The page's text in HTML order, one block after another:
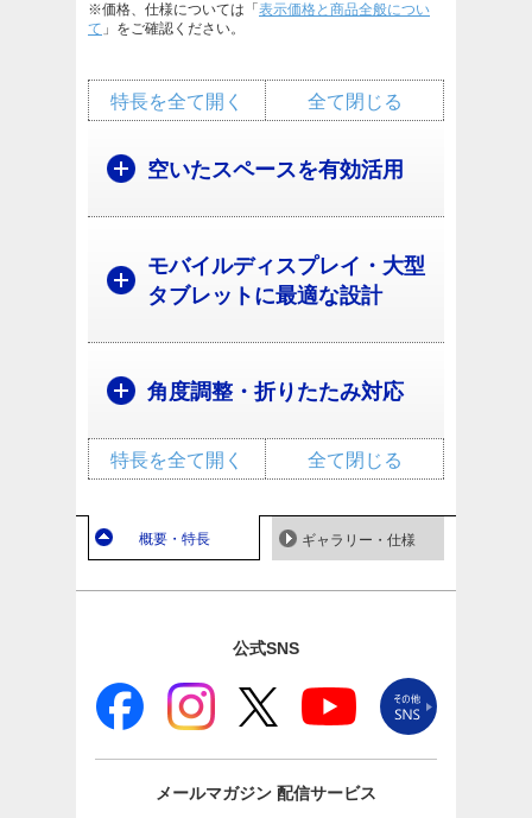
※価格、仕様については「 表示価格と商品全般につい
て 」をご確認ください。
全て閉じる
特長を全て開く
空いたスペースを有効活用
モバイルディスプレイ・大型
タブレットに最適な設計
角度調整・折りたたみ対応
全て閉じる
特長を全て開く
概要・特長 ギャラリー・仕様
公式SNS
メールマガジン 配信サービス